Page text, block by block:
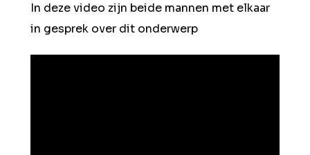
In deze video zijn beide mannen met elkaar
in gesprek over dit onderwerp